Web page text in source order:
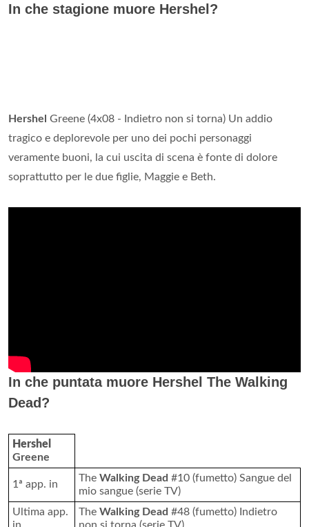
In che stagione muore Hershel?
Hershel Greene (4x08 - Indietro non si torna) Un addio
tragico e deplorevole per uno dei pochi personaggi
veramente buoni, la cui uscita di scena è fonte di dolore
soprattutto per le due figlie, Maggie e Beth.
In che puntata muore Hershel The Walking
Dead?
Hershel
Greene
1ª app. in
The Walking Dead #10 (fumetto) Sangue del
mio sangue (serie TV)
Ultima app.
The Walking Dead #48 (fumetto) Indietro